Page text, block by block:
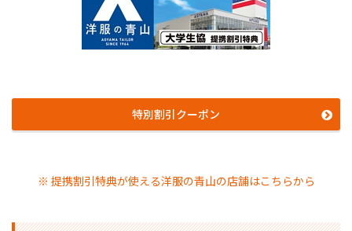
特別割引クーポン
※ 提携割引特典が使える洋服の青山の店舗はこちらから